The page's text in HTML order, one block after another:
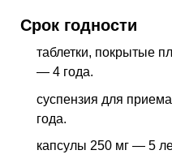
Срок годности
таблетки, покрытые
— 4 года.
суспензия для
года.
капсулы 250 мг — 5